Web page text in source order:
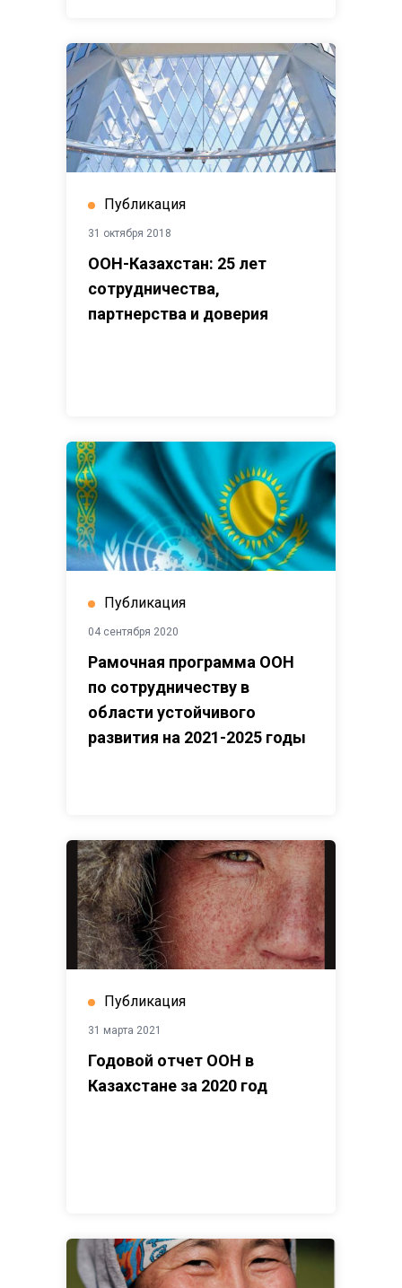
Публикация
31 октября 2018
ООН-Казахстан: 25 лет
сотрудничества,
партнерства и доверия
Публикация
04 сентября 2020
Рамочная программа ООН
по сотрудничеству в
области устойчивого
развития на 2021-2025 годы
Публикация
31 марта 2021
Годовой отчет ООН в
Казахстане за 2020 год